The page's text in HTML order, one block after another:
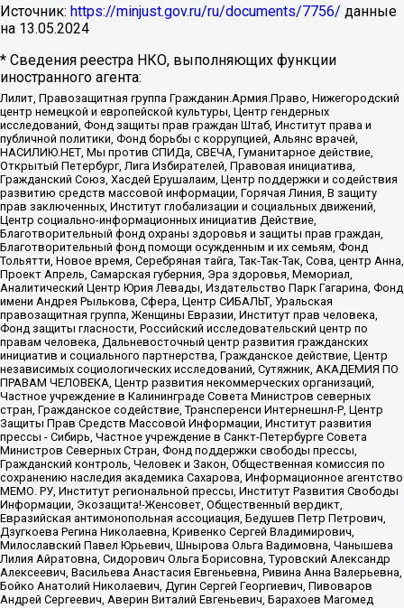
Источник: https://minjust.gov.ru/ru/documents/7756/ данные
на 13.05.2024
* Сведения реестра НКО, выполняющих функции
иностранного агента:
Лилит, Правозащитная группа Гражданин.Армия.Право, Нижегородский
центр немецкой и европейской культуры, Центр гендерных
исследований, Фонд защиты прав граждан Штаб, Институт права и
публичной политики, Фонд борьбы с коррупцией, Альянс врачей,
НАСИЛИЮ.НЕТ, Мы против СПИДа, СВЕЧА, Гуманитарное действие,
Открытый Петербург, Лига Избирателей, Правовая инициатива,
Гражданский Союз, Хасдей Ерушалаим, Центр поддержки и содействия
развитию средств массовой информации, Горячая Линия, В защиту
прав заключенных, Институт глобализации и социальных движений,
Центр социально-информационных инициатив Действие,
Благотворительный фонд охраны здоровья и защиты прав граждан,
Благотворительный фонд помощи осужденным и их семьям, Фонд
Тольятти, Новое время, Серебряная тайга, Так-Так-Так, Сова, центр Анна,
Проект Апрель, Самарская губерния, Эра здоровья, Мемориал,
Аналитический Центр Юрия Левады, Издательство Парк Гагарина, Фонд
имени Андрея Рылькова, Сфера, Центр СИБАЛЬТ, Уральская
правозащитная группа, Женщины Евразии, Институт прав человека,
Фонд защиты гласности, Российский исследовательский центр по
правам человека, Дальневосточный центр развития гражданских
инициатив и социального партнерства, Гражданское действие, Центр
независимых социологических исследований, Сутяжник, АКАДЕМИЯ ПО
ПРАВАМ ЧЕЛОВЕКА, Центр развития некоммерческих организаций,
Частное учреждение в Калининграде Совета Министров северных
стран, Гражданское содействие, Трансперенси Интернешнл-Р, Центр
Защиты Прав Средств Массовой Информации, Институт развития
прессы - Сибирь, Частное учреждение в Санкт-Петербурге Совета
Министров Северных Стран, Фонд поддержки свободы прессы,
Гражданский контроль, Человек и Закон, Общественная комиссия по
сохранению наследия академика Сахарова, Информационное агентство
МЕМО. РУ, Институт региональной прессы, Институт Развития Свободы
Информации, Экозащита!-Женсовет, Общественный вердикт,
Евразийская антимонопольная ассоциация, Бедушев Петр Петрович,
Дзугкоева Регина Николаевна, Кривенко Сергей Владимирович,
Милославский Павел Юрьевич, Шнырова Ольга Вадимовна, Чанышева
Лилия Айратовна, Сидорович Ольга Борисовна, Туровский Александр
Алексеевич, Васильева Анастасия Евгеньевна, Ривина Анна Валерьевна,
Бойко Анатолий Николаевич, Дугин Сергей Георгиевич, Пивоваров
Андрей Сергеевич, Аверин Виталий Евгеньевич, Барахоев Магомед